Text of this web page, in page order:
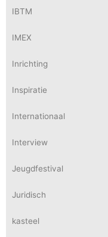
IBTM
IMEX
Inrichting
Inspiratie
Internationaal
Interview
Jeugdfestival
Juridisch
kasteel